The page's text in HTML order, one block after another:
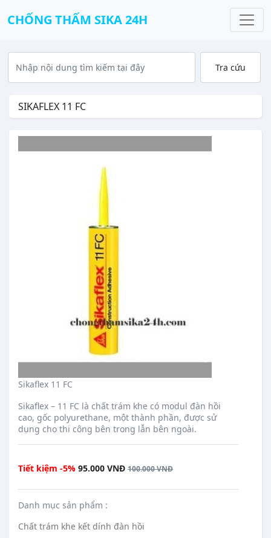
CHỐNG THẤM SIKA 24H
SIKAFLEX 11 FC
Sikaflex 11 FC
translation missing: en.products.product.loader_label
Sikaflex – 11 FC là chất trám khe có modul đàn hồi
cao, gốc polyurethane, một thành phần, được sử
dụng cho thi công bên trong lẫn bên ngoài.
Tiết kiệm -5% 95.000 VNĐ 100.000 VNĐ
Danh mục sản phẩm :
Chất trám khe kết dính đàn hồi